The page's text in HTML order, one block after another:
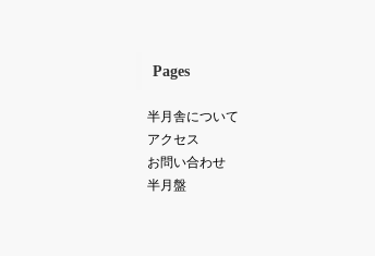
Pages
半月舎について
アクセス
お問い合わせ
半月盤